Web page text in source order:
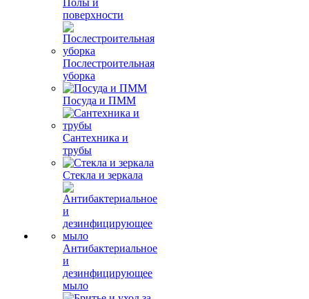
Полы и
поверхности
Послестроительная
уборка
Посуда и ПММ
Сантехника и
трубы
Стекла и зеркала
Антибактериальное
и
дезинфицирующее
мыло